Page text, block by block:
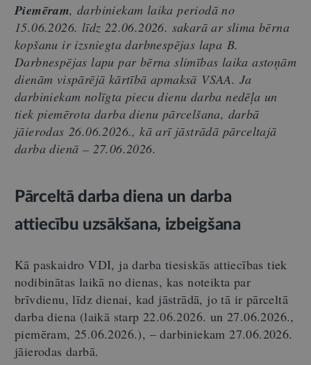
Piemēram, darbiniekam laika periodā no
15.06.2026. līdz 22.06.2026. sakarā ar slima bērna
kopšanu ir izsniegta darbnespējas lapa B.
Darbnespējas lapu par bērna slimības laika astoņām
dienām vispārējā kārtībā apmaksā VSAA. Ja
darbiniekam nolīgta piecu dienu darba nedēļa un
tiek piemērota darba dienu pārcelšana, darbā
jāierodas 26.06.2026., kā arī jāstrādā pārceltajā
darba dienā – 27.06.2026.
Pārceltā darba diena un darba
attiecību uzsākšana, izbeigšana
Kā paskaidro VDI, ja darba tiesiskās attiecības tiek
nodibinātas laikā no dienas, kas noteikta par
brīvdienu, līdz dienai, kad jāstrādā, jo tā ir pārceltā
darba diena (laikā starp 22.06.2026. un 27.06.2026.,
piemēram, 25.06.2026.), – darbiniekam 27.06.2026.
jāierodas darbā.